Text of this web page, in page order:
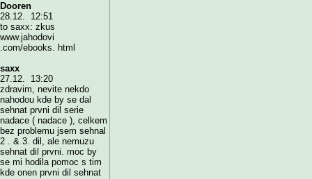
Dooren
28.12. 12:51
to saxx: zkus
www.jahodovi
.com/ebooks. html
saxx
27.12. 13:20
zdravim, nevite nekdo
nahodou kde by se dal
sehnat prvni dil serie
nadace ( nadace ), celkem
bez problemu jsem sehnal
2 . & 3. dil, ale nemuzu
sehnat dil prvni. moc by
se mi hodila pomoc s tim
kde onen prvni dil sehnat